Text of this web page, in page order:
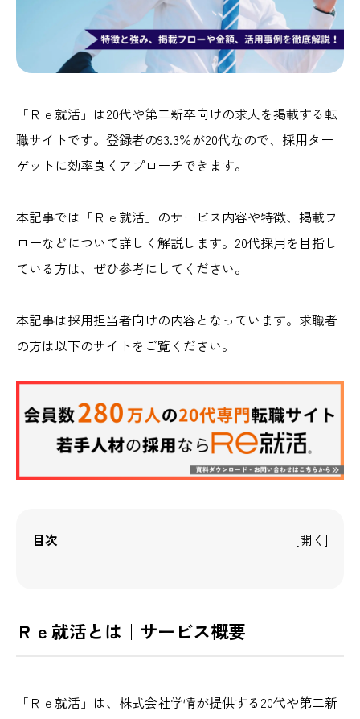
「Ｒｅ就活」は20代や第二新卒向けの求人を掲載する転
職サイトです。登録者の93.3％が20代なので、採用ター
ゲットに効率良くアプローチできます。
本記事では「Ｒｅ就活」のサービス内容や特徴、掲載フ
ローなどについて詳しく解説します。20代採用を目指し
ている方は、ぜひ参考にしてください。
本記事は採用担当者向けの内容となっています。求職者
の方は以下のサイトをご覧ください。
目次
Ｒｅ就活とは｜サービス概要
「Ｒｅ就活」は、株式会社学情が提供する20代や第二新